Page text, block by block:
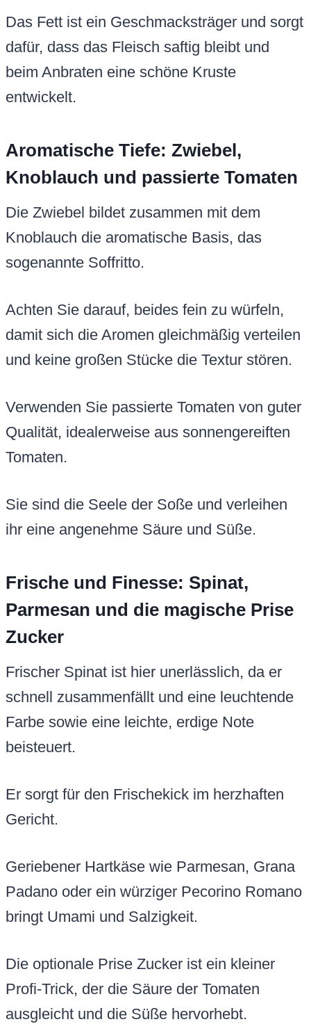
Das Fett ist ein Geschmacksträger und sorgt
dafür, dass das Fleisch saftig bleibt und
beim Anbraten eine schöne Kruste
entwickelt.
Aromatische Tiefe: Zwiebel,
Knoblauch und passierte Tomaten
Die Zwiebel bildet zusammen mit dem
Knoblauch die aromatische Basis, das
sogenannte Soffritto.
Achten Sie darauf, beides fein zu würfeln,
damit sich die Aromen gleichmäßig verteilen
und keine großen Stücke die Textur stören.
Verwenden Sie passierte Tomaten von guter
Qualität, idealerweise aus sonnengereiften
Tomaten.
Sie sind die Seele der Soße und verleihen
ihr eine angenehme Säure und Süße.
Frische und Finesse: Spinat,
Parmesan und die magische Prise
Zucker
Frischer Spinat ist hier unerlässlich, da er
schnell zusammenfällt und eine leuchtende
Farbe sowie eine leichte, erdige Note
beisteuert.
Er sorgt für den Frischekick im herzhaften
Gericht.
Geriebener Hartkäse wie Parmesan, Grana
Padano oder ein würziger Pecorino Romano
bringt Umami und Salzigkeit.
Die optionale Prise Zucker ist ein kleiner
Profi-Trick, der die Säure der Tomaten
ausgleicht und die Süße hervorhebt.